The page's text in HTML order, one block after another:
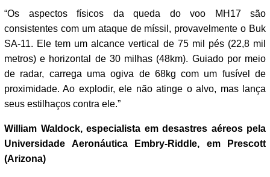
“Os aspectos físicos da queda do voo MH17 são
consistentes com um ataque de míssil, provavelmente o Buk
SA-11. Ele tem um alcance vertical de 75 mil pés (22,8 mil
metros) e horizontal de 30 milhas (48km). Guiado por meio
de radar, carrega uma ogiva de 68kg com um fusível de
proximidade. Ao explodir, ele não atinge o alvo, mas lança
seus estilhaços contra ele.”
William Waldock, especialista em desastres aéreos pela
Universidade Aeronáutica Embry-Riddle, em Prescott
(Arizona)